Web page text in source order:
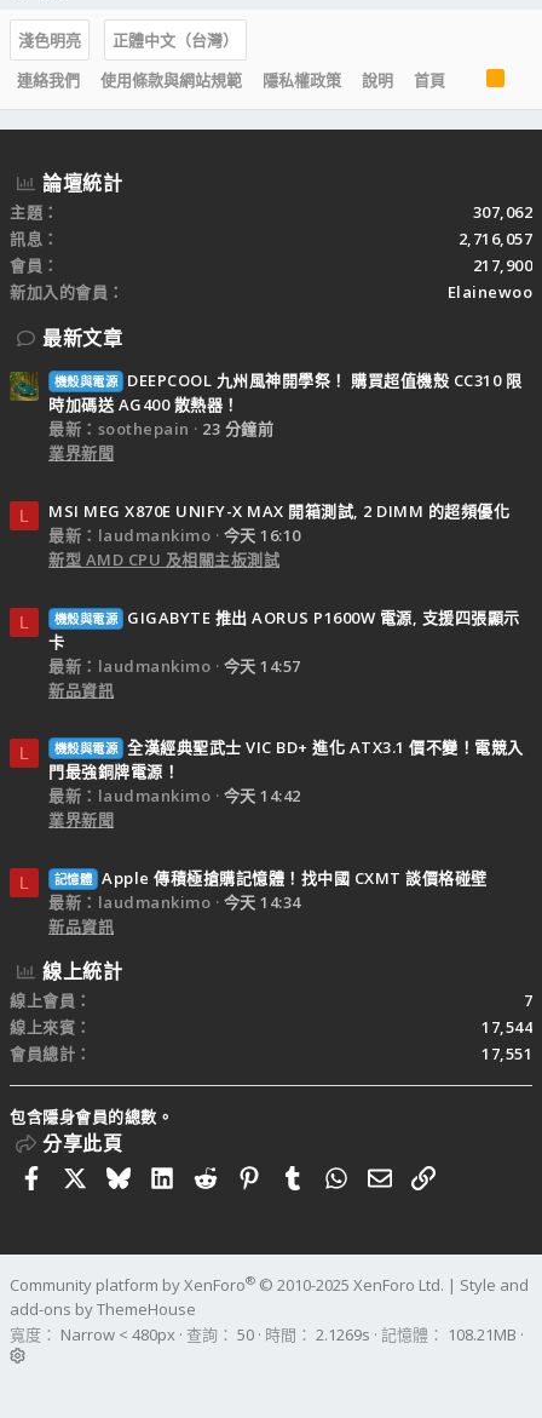
淺色明亮
正體中文（台灣）
連絡我們
使用條款與網站規範 隱私權政策 說明 首頁
R
S
S
論壇統計
主題
307,062
訊息
2,716,057
會員
217,900
新加入的會員
Elainewoo
最新文章
機殼與電源
DEEPCOOL 九州風神開學祭！ 購買超值機殼 CC310 限
時加碼送 AG400 散熱器！
最新：soothepain
23 分鐘前
業界新聞
L
MSI MEG X870E UNIFY-X MAX 開箱測試, 2 DIMM 的超頻優化
最新：laudmankimo
今天 16:10
新型 AMD CPU 及相關主板測試
L 機殼與電源
GIGABYTE 推出 AORUS P1600W 電源, 支援四張顯示
卡
最新：laudmankimo
今天 14:57
新品資訊
L 機殼與電源 全漢經典聖武士 VIC BD+ 進化 ATX3.1 價不變！電競入
門最強銅牌電源！
最新：laudmankimo
今天 14:42
業界新聞
L 記憶體 Apple 傳積極搶購記憶體！找中國 CXMT 談價格碰壁
最新：laudmankimo
今天 14:34
新品資訊
線上統計
線上會員
7
線上來賓
17,544
會員總計
17,551
包含隱身會員的總數。
分享此頁
FacebookBlueskyLinkedIn
RedditPinterestTumblrWhatsApp
電子郵件
連結
Community platform by XenForo® © 2010-2025 XenForo Ltd. | Style and
add-ons by ThemeHouse
寬度
查詢 50 時間 2.1269s 記憶體 108.21MB